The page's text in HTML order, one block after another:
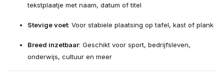
tekstplaatje met naam, datum of titel
Stevige voet: Voor stabiele plaatsing op tafel, kast of plank
Breed inzetbaar: Geschikt voor sport, bedrijfsleven,
onderwijs, cultuur en meer